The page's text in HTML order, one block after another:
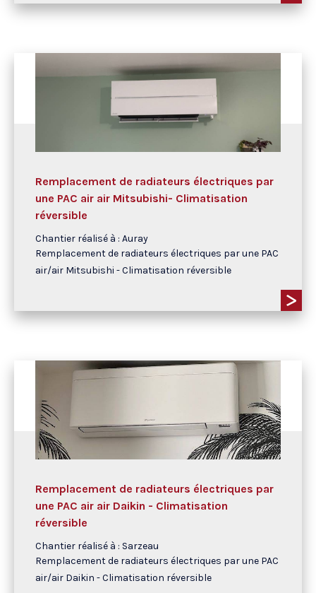
Remplacement de radiateurs électriques par
une PAC air air Mitsubishi- Climatisation
réversible
Chantier réalisé à : Auray
Remplacement de radiateurs électriques par une PAC
air/air Mitsubishi - Climatisation réversible
Remplacement de radiateurs électriques par
une PAC air air Daikin - Climatisation
réversible
Chantier réalisé à : Sarzeau
Remplacement de radiateurs électriques par une PAC
air/air Daikin - Climatisation réversible